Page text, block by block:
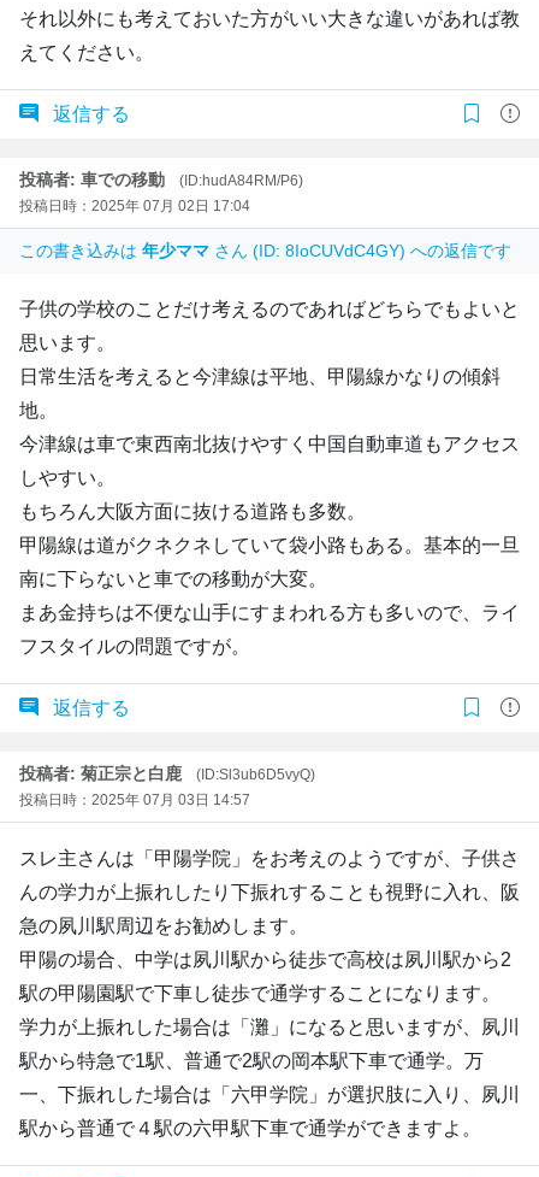
それ以外にも考えておいた方がいい大きな違いがあれば教
えてください。
返信する
投稿者: 車での移動
(ID:hudA84RM/P6)
投稿日時：2025年 07月 02日 17:04
この書き込みは 年少ママ さん (ID: 8IoCUVdC4GY) への返信です
子供の学校のことだけ考えるのであればどちらでもよいと
思います。
日常生活を考えると今津線は平地、甲陽線かなりの傾斜
地。
今津線は車で東西南北抜けやすく中国自動車道もアクセス
しやすい。
もちろん大阪方面に抜ける道路も多数。
甲陽線は道がクネクネしていて袋小路もある。基本的一旦
南に下らないと車での移動が大変。
まあ金持ちは不便な山手にすまわれる方も多いので、ライ
フスタイルの問題ですが。
返信する
投稿者: 菊正宗と白鹿
(ID:Sl3ub6D5vyQ)
投稿日時：2025年 07月 03日 14:57
スレ主さんは「甲陽学院」をお考えのようですが、子供さ
んの学力が上振れしたり下振れすることも視野に入れ、阪
急の夙川駅周辺をお勧めします。
甲陽の場合、中学は夙川駅から徒歩で高校は夙川駅から2
駅の甲陽園駅で下車し徒歩で通学することになります。
学力が上振れした場合は「灘」になると思いますが、夙川
駅から特急で1駅、普通で2駅の岡本駅下車で通学。万
一、下振れした場合は「六甲学院」が選択肢に入り、夙川
駅から普通で４駅の六甲駅下車で通学ができますよ。